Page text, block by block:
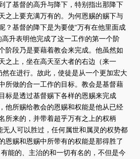
了基督的高升与降下，特别指出那降下
之上要充满万有的。为何恩赐的赐下与
？基督的降下是为要使“万有在他里面成
高升表明他完成了这一工作的第一个阶
阶段乃是要藉着教会来完成。他虽然如
之上，坐在高天至大者的右边（来一
在进行。故此，使徒是从一个更加宏大
所做的合一工作的目标。教会是基督藉
标是透过基督赐下各样的恩赐来完成
他所赐给教会的恩赐和权能是他从已经
所来的，并带着超乎万有之上的权柄
无人可以胜过，任何属世和属灵的权势都
恩赐和恩赐中所带有的权能是那得胜了
能的、主治的和一切有名的，不但是今